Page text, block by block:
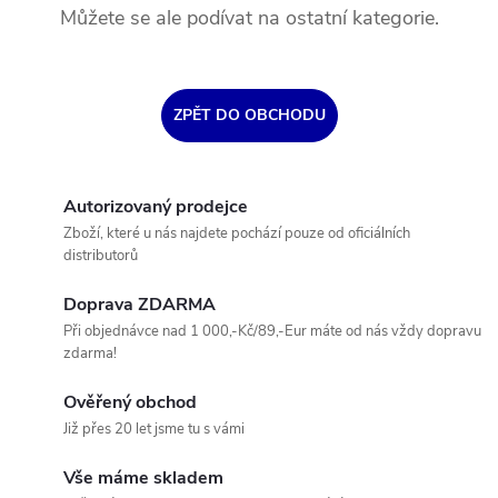
Můžete se ale podívat na ostatní kategorie.
ZPĚT DO OBCHODU
Autorizovaný prodejce
Zboží, které u nás najdete pochází pouze od oficiálních
distributorů
Doprava ZDARMA
Při objednávce nad 1 000,-Kč/89,-Eur máte od nás vždy dopravu
zdarma!
Ověřený obchod
Již přes 20 let jsme tu s vámi
Vše máme skladem